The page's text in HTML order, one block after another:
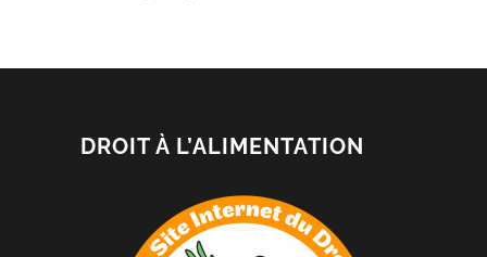
DROIT À L’ALIMENTATION